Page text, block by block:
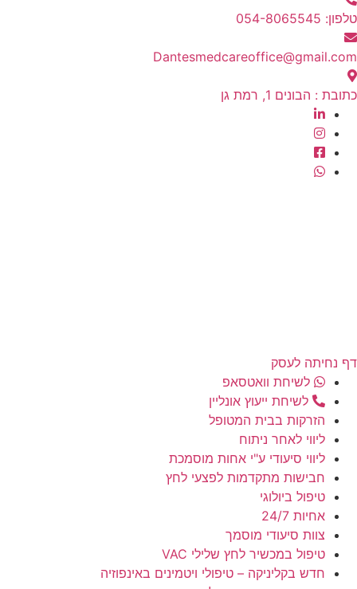
טלפון: 054-8065545
Dantesmedcareoffice@gmail.com
כתובת : הבונים 1, רמת גן
דף נחיתה לעסק
לשיחת וואטסאפ
לשיחת ייעוץ אונליין
הזרקות בבית המטופל
ליווי לאחר ניתוח
ליווי סיעודי ע"י אחות מוסמכת
חבישות מתקדמות לפצעי לחץ
טיפול ביולוגי
אחיות 24/7
צוות סיעודי מוסמך
טיפול במכשיר לחץ שלילי VAC
חדש בקליניקה – טיפולי ויטמינים באינפוזיה